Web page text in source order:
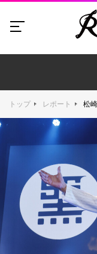
トップ レポート 松崎しげ